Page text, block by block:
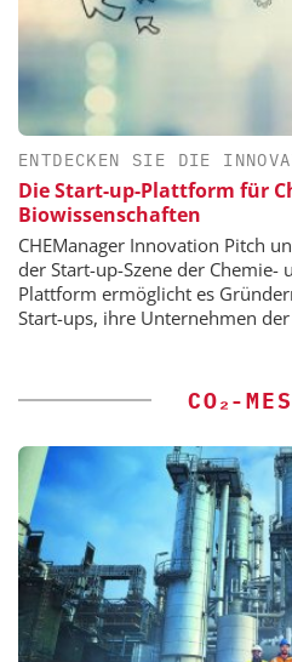
ENTDECKEN SIE DIE
Die Start-up-Plattform für
Biowissenschaften
CHEManager Innovation Pitch
der Start-up-Szene der Chemie-
Plattform ermöglicht es
Start-ups, ihre Unternehmen
CO₂-